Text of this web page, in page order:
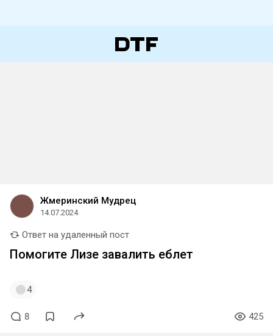
Жмеринский Мудрец
14.07.2024
Ответ на удаленный пост
Помогите Лизе завалить еблет
4
8 425